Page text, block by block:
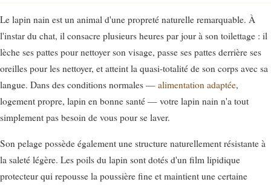
Le lapin nain est un animal d'une propreté naturelle remarquable. À
l'instar du chat, il consacre plusieurs heures par jour à son toilettage : il
lèche ses pattes pour nettoyer son visage, passe ses pattes derrière ses
oreilles pour les nettoyer, et atteint la quasi-totalité de son corps avec sa
langue. Dans des conditions normales — alimentation adaptée,
logement propre, lapin en bonne santé — votre lapin nain n'a tout
simplement pas besoin de vous pour se laver.
Son pelage possède également une structure naturellement résistante à
la saleté légère. Les poils du lapin sont dotés d'un film lipidique
protecteur qui repousse la poussière fine et maintient une certaine